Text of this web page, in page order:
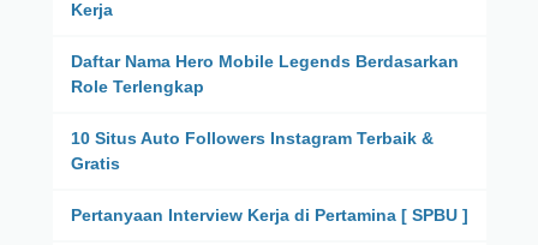
Kerja
Daftar Nama Hero Mobile Legends Berdasarkan
Role Terlengkap
10 Situs Auto Followers Instagram Terbaik &
Gratis
Pertanyaan Interview Kerja di Pertamina [ SPBU ]